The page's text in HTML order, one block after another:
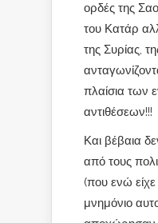
ορδές της
του Κατάρ
της Συρίας,
πλαίσια των
αντιθέσεων!!!
Και βέβαια
από τους
(που ενώ
μνημόνιο